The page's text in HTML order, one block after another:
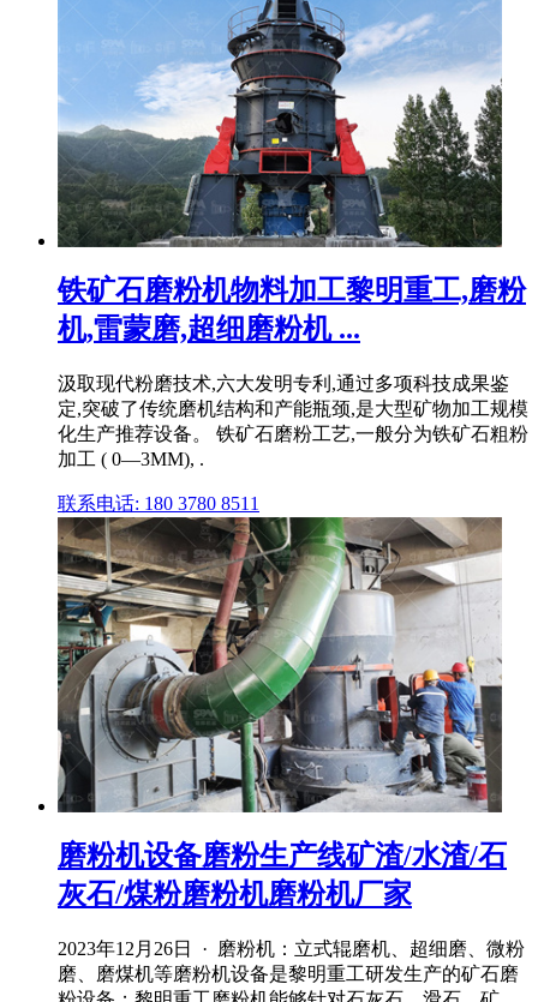
铁矿石磨粉机物料加工黎明重工,磨粉
机,雷蒙磨,超细磨粉机 ...
汲取现代粉磨技术,六大发明专利,通过多项科技成果鉴
定,突破了传统磨机结构和产能瓶颈,是大型矿物加工规模
化生产推荐设备。 铁矿石磨粉工艺,一般分为铁矿石粗粉
加工 ( 0—3MM), .
联系电话: 180 3780 8511
磨粉机设备磨粉生产线矿渣/水渣/石
灰石/煤粉磨粉机磨粉机厂家
2023年12月26日 · 磨粉机：立式辊磨机、超细磨、微粉
磨、磨煤机等磨粉机设备是黎明重工研发生产的矿石磨